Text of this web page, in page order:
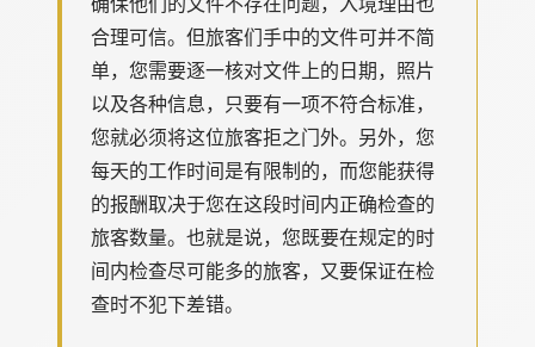
合理可信。但旅客们手中的文件可并不简
单，您需要逐一核对文件上的日期，照片
以及各种信息，只要有一项不符合标准，
您就必须将这位旅客拒之门外。另外，您
每天的工作时间是有限制的，而您能获得
的报酬取决于您在这段时间内正确检查的
旅客数量。也就是说，您既要在规定的时
间内检查尽可能多的旅客，又要保证在检
查时不犯下差错。